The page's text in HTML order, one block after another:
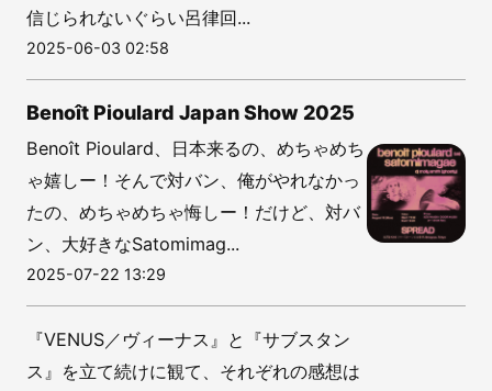
信じられないぐらい呂律回...
2025-06-03 02:58
Benoît Pioulard Japan Show 2025
Benoît Pioulard、日本来るの、めちゃめち
ゃ嬉しー！そんで対バン、俺がやれなかっ
たの、めちゃめちゃ悔しー！だけど、対バ
ン、大好きなSatomimag...
2025-07-22 13:29
『VENUS／ヴィーナス』と『サブスタン
ス』を立て続けに観て、それぞれの感想は